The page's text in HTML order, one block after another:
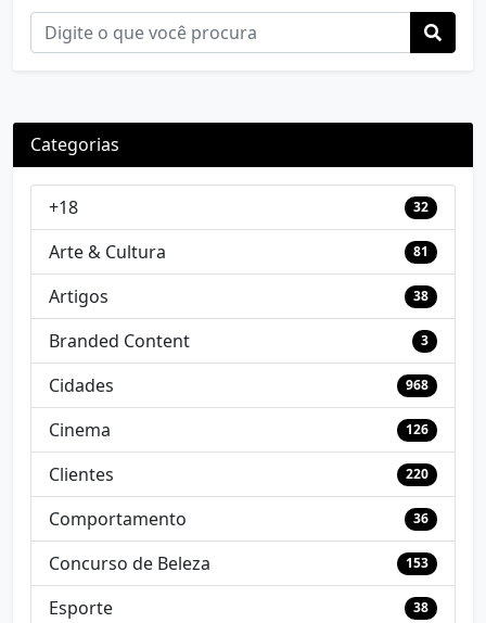
Categorias
+18 32
Arte & Cultura 81
Artigos 38
Branded Content 3
Cidades 968
Cinema 126
Clientes 220
Comportamento 36
Concurso de Beleza 153
Esporte 38